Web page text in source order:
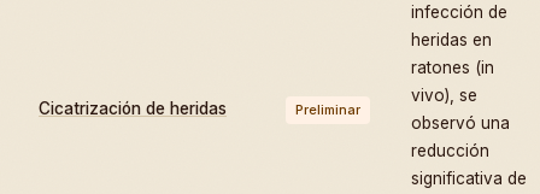
Cicatrización de heridas Preliminar
infección de
heridas en
ratones (in
vivo), se
observó una
reducción
significativa de